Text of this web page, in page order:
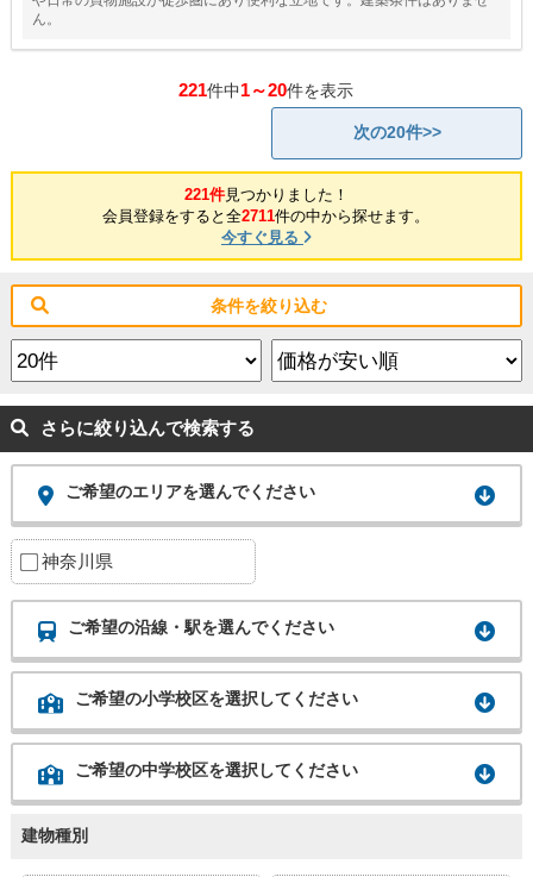
ん。
221件中1～20件を表示
次の20件>>
221件見つかりました！
会員登録をすると全2711件の中から探せます。
今すぐ見る
条件を絞り込む
さらに絞り込んで検索する
ご希望のエリアを選んでください
神奈川県
ご希望の沿線・駅を選んでください
ご希望の小学校区を選択してください
ご希望の中学校区を選択してください
建物種別